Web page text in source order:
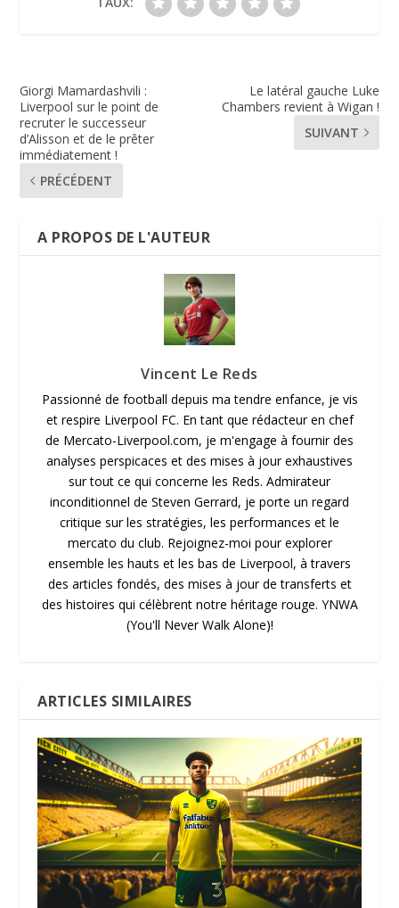
Giorgi Mamardashvili :
Liverpool sur le point de
recruter le successeur
d’Alisson et de le prêter
immédiatement !
PRÉCÉDENT
Le latéral gauche Luke
Chambers revient à Wigan !
SUIVANT
A PROPOS DE L'AUTEUR
Vincent Le Reds
Passionné de football depuis ma tendre enfance, je vis
et respire Liverpool FC. En tant que rédacteur en chef
de Mercato-Liverpool.com, je m'engage à fournir des
analyses perspicaces et des mises à jour exhaustives
sur tout ce qui concerne les Reds. Admirateur
inconditionnel de Steven Gerrard, je porte un regard
critique sur les stratégies, les performances et le
mercato du club. Rejoignez-moi pour explorer
ensemble les hauts et les bas de Liverpool, à travers
des articles fondés, des mises à jour de transferts et
des histoires qui célèbrent notre héritage rouge. YNWA
(You'll Never Walk Alone)!
ARTICLES SIMILAIRES